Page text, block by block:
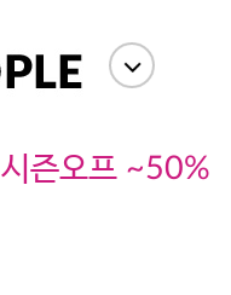
시즌오프 ~50%